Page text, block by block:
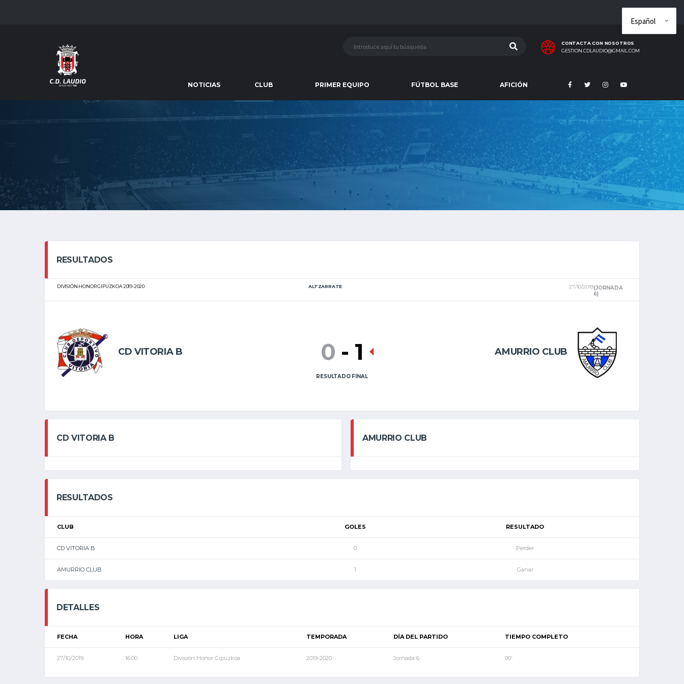
CONTACTA CON NOSOTROS
GESTION.CDLAUDIO@GMAIL.COM
NOTICIAS CLUB PRIMER EQUIPO FÚTBOL BASE AFICIÓN
RESULTADOS
DIVISIÓN HONOR GIPUZKOA 2019-2020 ALTZARRATE 27/10/2019(JORNADA
6)
CD VITORIA B AMURRIO CLUB
0 - 1
RESULTADO FINAL
CD VITORIA B AMURRIO CLUB
RESULTADOS
CLUB GOLES RESULTADO
CD VITORIA B 0 Perder
AMURRIO CLUB 1 Ganar
DETALLES
FECHA HORA LIGA TEMPORADA DÍA DEL PARTIDO TIEMPO COMPLETO
27/10/2019 16:00 División Honor Gipuzkoa 2019-2020 Jornada 6 90'